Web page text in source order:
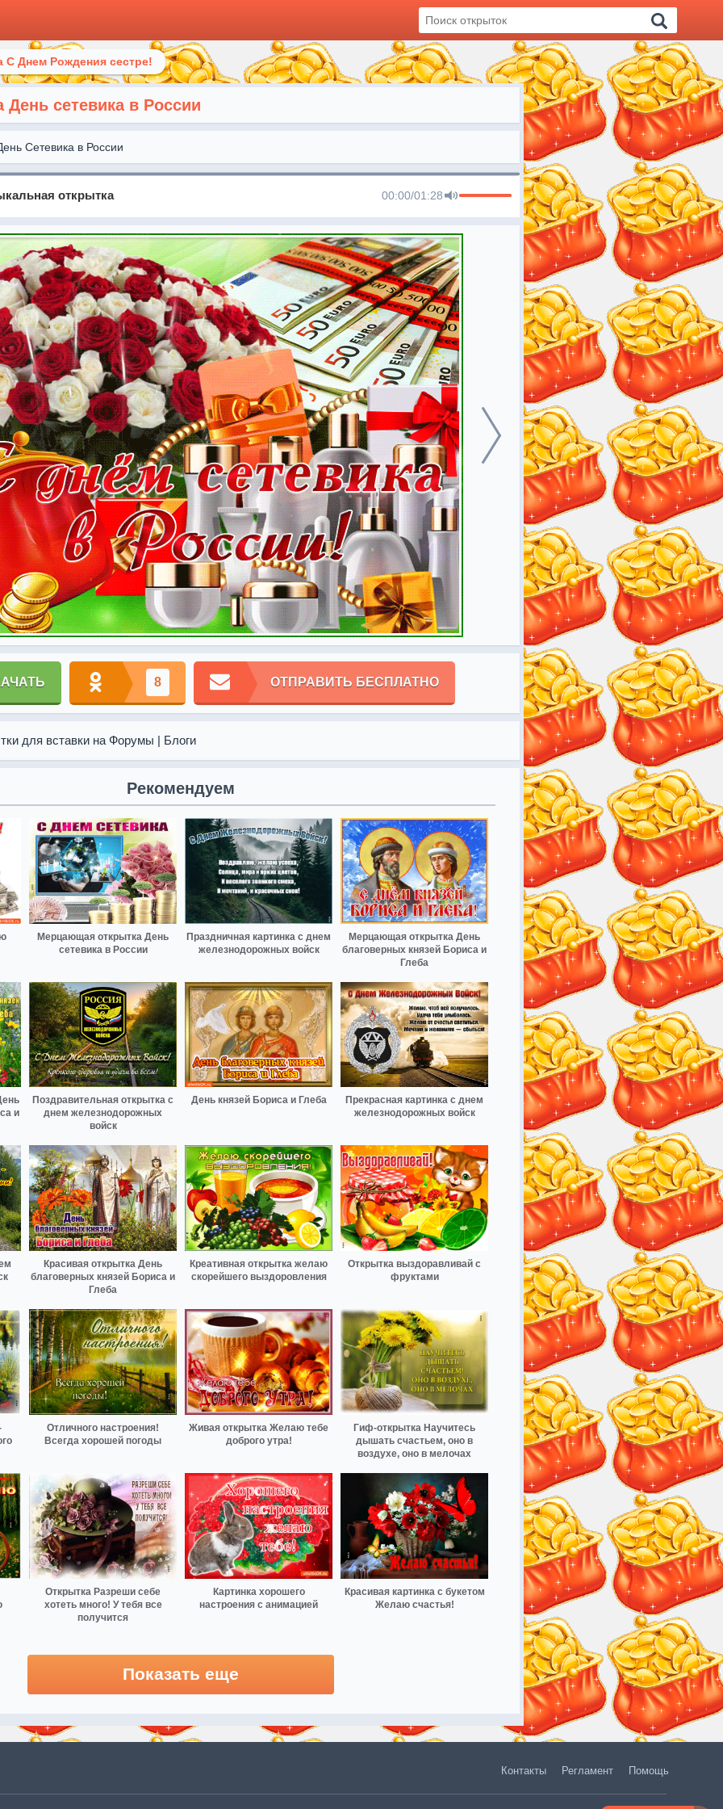
С Днем Рождения сестре!
День сетевика в России
Сетевика в России
открытка 00:00/01:28
8 ОТПРАВИТЬ БЕСПЛАТНО
для вставки на Форумы | Блоги
Рекомендуем
Мерцающая открытка День
сетевика в России
Праздничная картинка с днем
железнодорожных войск
Мерцающая открытка День
благоверных князей Бориса и
Глеба
и
Поздравительная открытка с
днем железнодорожных
войск
День князей Бориса и Глеба
Прекрасная картинка с днем
железнодорожных войск
Красивая открытка День
благоверных князей Бориса и
Глеба
Креативная открытка желаю
скорейшего выздоровления
Открытка выздоравливай с
фруктами
Отличного настроения!
Всегда хорошей погоды
Живая открытка Желаю тебе
доброго утра!
Гиф-открытка Научитесь
дышать счастьем, оно в
воздухе, оно в мелочах
Открытка Разреши себе
хотеть много! У тебя все
получится
Картинка хорошего
настроения с анимацией
Красивая картинка с букетом
Желаю счастья!
Показать еще
Контакты Регламент Помощь